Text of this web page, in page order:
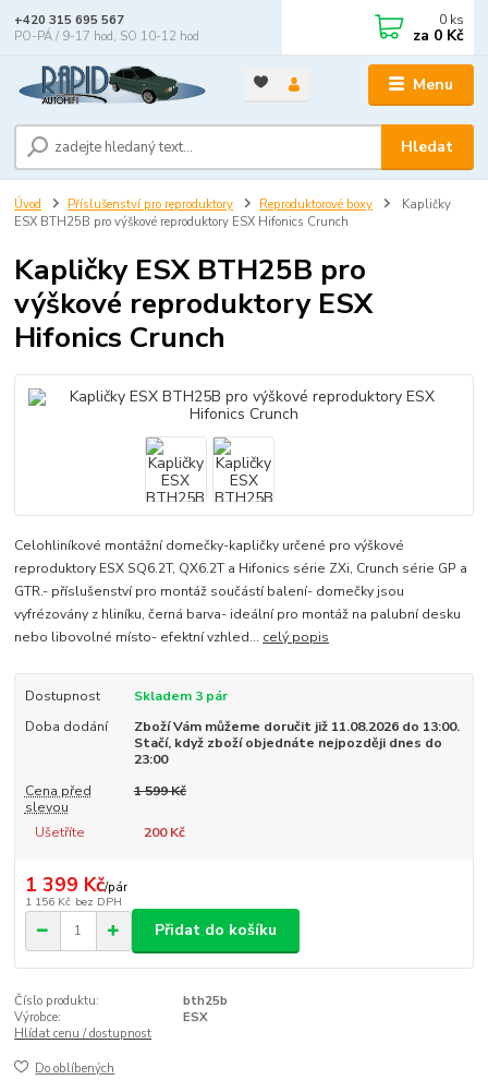
Menu
Hledat
+420 315 695 567
PO-PÁ / 9-17 hod, SO 10-12 hod
0 ks
za 0 Kč
Úvod Příslušenství pro reproduktory Reproduktorové boxy
Kapličky
ESX BTH25B pro výškové reproduktory ESX Hifonics Crunch
Kapličky ESX BTH25B pro
výškové reproduktory ESX
Hifonics Crunch
Celohliníkové montážní domečky-kapličky určené pro výškové
reproduktory ESX SQ6.2T, QX6.2T a Hifonics série ZXi, Crunch série GP a
GTR.- příslušenství pro montáž součástí balení- domečky jsou
vyfrézovány z hliníku, černá barva- ideální pro montáž na palubní desku
nebo libovolné místo- efektní vzhled... celý popis
Dostupnost
Skladem 3 pár
Doba dodání
Zboží Vám můžeme doručit již 11.08.2026 do 13:00.
Stačí, když zboží objednáte nejpozději dnes do
23:00
Cena před
slevou
1 599 Kč
Ušetříte 200 Kč
1 399 Kč/pár
1 156 Kč bez DPH
Přidat do košíku
Číslo produktu:
bth25b
Výrobce:
ESX
Hlídat cenu / dostupnost
Do oblíbených